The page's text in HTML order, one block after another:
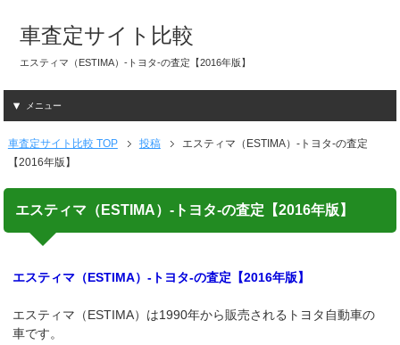
車査定サイト比較
エスティマ（ESTIMA）-トヨタ-の査定【2016年版】
メニュー
車査定サイト比較 TOP 投稿
エスティマ（ESTIMA）-トヨタ-の査定
【2016年版】
エスティマ（ESTIMA）-トヨタ-の査定【2016年版】
エスティマ（ESTIMA）-トヨタ-の査定【2016年版】
エスティマ（ESTIMA）は1990年から販売されるトヨタ自動車の
車です。